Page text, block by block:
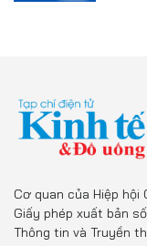
Cơ quan của Hiệp hội
Giấy phép xuất bản
Thông tin và Truyền